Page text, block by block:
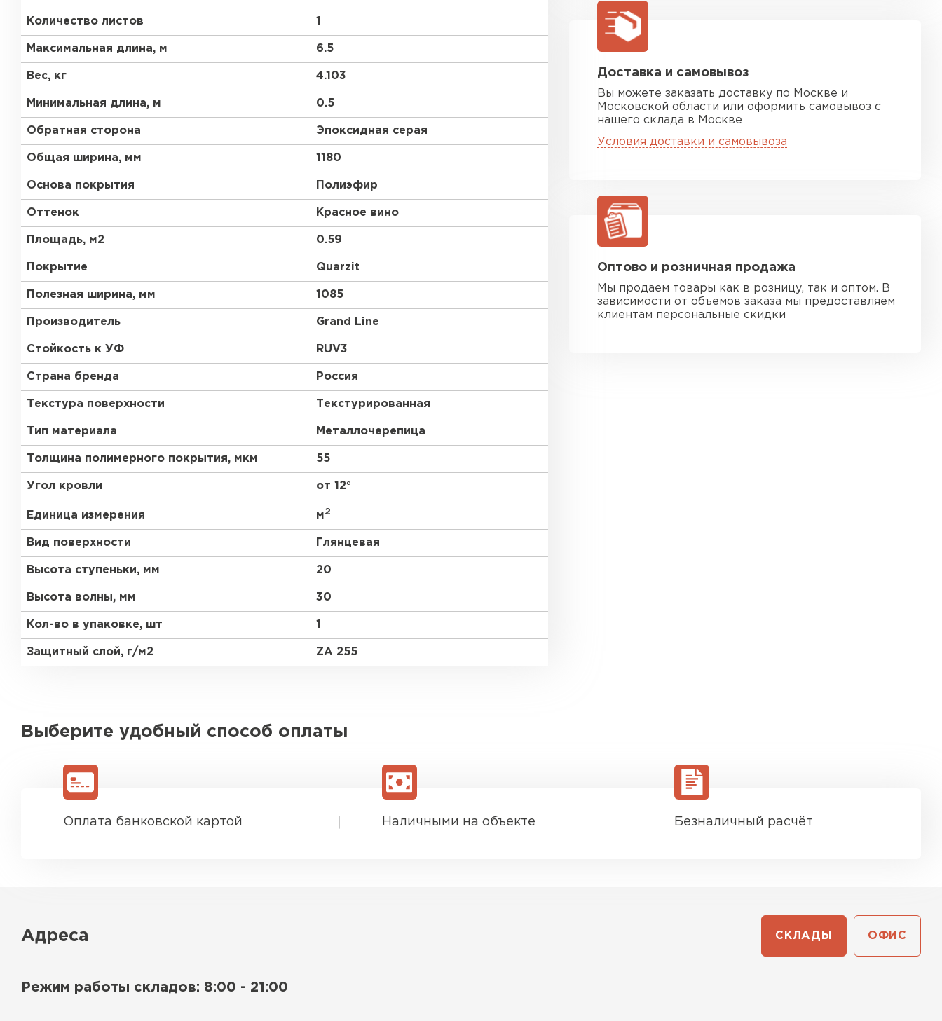
Количество листов 1
Максимальная длина, м 6.5
Вес, кг 4.103
Минимальная длина, м 0.5
Обратная сторона Эпоксидная серая
Общая ширина, мм 1180
Основа покрытия Полиэфир
Оттенок Красное вино
Площадь, м2 0.59
Покрытие Quarzit
Полезная ширина, мм 1085
Производитель Grand Line
Стойкость к УФ RUV3
Страна бренда Россия
Текстура поверхности Текстурированная
Тип материала Металлочерепица
Толщина полимерного покрытия, мкм 55
Угол кровли от 12°
Единица измерения м2
Вид поверхности Глянцевая
Высота ступеньки, мм 20
Высота волны, мм 30
Кол-во в упаковке, шт 1
Защитный слой, г/м2 ZA 255
Доставка и самовывоз
Вы можете заказать доставку по Москве и
Московской области или оформить самовывоз с
нашего склада в Москве
Условия доставки и самовывоза
Оптово и розничная продажа
Мы продаем товары как в розницу, так и оптом. В
зависимости от объемов заказа мы предоставляем
клиентам персональные скидки
Выберите удобный способ оплаты
Оплата банковской картой Наличными на объекте Безналичный расчёт
Адреса СКЛАДЫ ОФИС
Режим работы складов: 8:00 - 21:00